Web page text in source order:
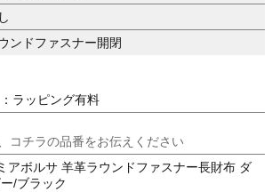
ンドファスナー開閉
：ラッピング有料
コチラの品番をお伝えください
アボルサ 羊革ラウンドファスナー長財布 ダ
/ブラック